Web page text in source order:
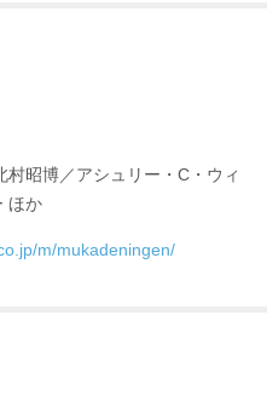
昭博／アシュリー・C・ウィ
ほか
m/mukadeningen/